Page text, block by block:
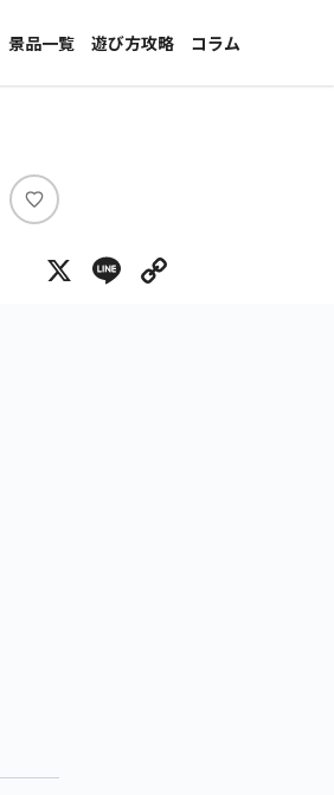
景品一覧
新着景品
メーカー一覧
遊び方攻略
コラム
インタビュー
い
ね
X Line